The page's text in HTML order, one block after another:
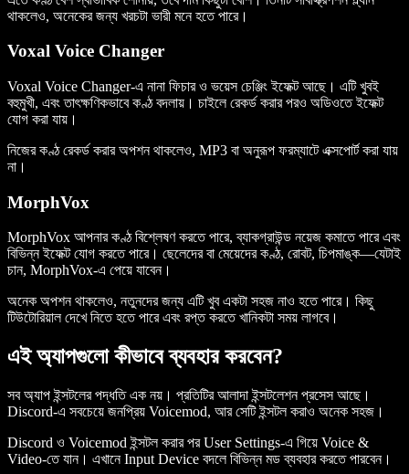
থাকলেও, অনেকের জন্য খরচটা ভারী মনে হতে পারে।
Voxal Voice Changer
Voxal Voice Changer-এ নানা ফিচার ও ভয়েস চেঞ্জিং ইফেক্ট আছে। এটি খুবই
বহুমুখী, এবং তাৎক্ষণিকভাবে কণ্ঠ বদলায়। চাইলে রেকর্ড করার পরও অডিওতে ইফেক্ট
যোগ করা যায়।
নিজের কণ্ঠ রেকর্ড করার অপশন থাকলেও, MP3 বা অনুরূপ ফরম্যাটে এক্সপোর্ট করা যায়
না।
MorphVox
MorphVox আপনার কণ্ঠ বিশ্লেষণ করতে পারে, ব্যাকগ্রাউন্ড নয়েজ কমাতে পারে এবং
বিভিন্ন ইফেক্ট যোগ করতে পারে। ছেলেদের বা মেয়েদের কণ্ঠ, রোবট, চিপমাঙ্ক—যেটাই
চান, MorphVox-এ পেয়ে যাবেন।
অনেক অপশন থাকলেও, নতুনদের জন্য এটি খুব একটা সহজ নাও হতে পারে। কিছু
টিউটোরিয়াল দেখে নিতে হতে পারে এবং রপ্ত করতে খানিকটা সময় লাগবে।
এই অ্যাপগুলো কীভাবে ব্যবহার করবেন?
সব অ্যাপ ইন্সটলের পদ্ধতি এক নয়। প্রতিটির আলাদা ইন্সটলেশন প্রসেস আছে।
Discord-এ সবচেয়ে জনপ্রিয় Voicemod, আর সেটি ইন্সটল করাও অনেক সহজ।
Discord ও Voicemod ইন্সটল করার পর User Settings-এ গিয়ে Voice &
Video-তে যান। এখানে Input Device বদলে বিভিন্ন মড ব্যবহার করতে পারবেন।